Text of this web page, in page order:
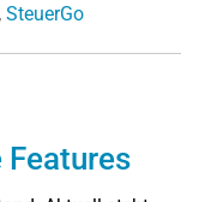
, SteuerGo
Features